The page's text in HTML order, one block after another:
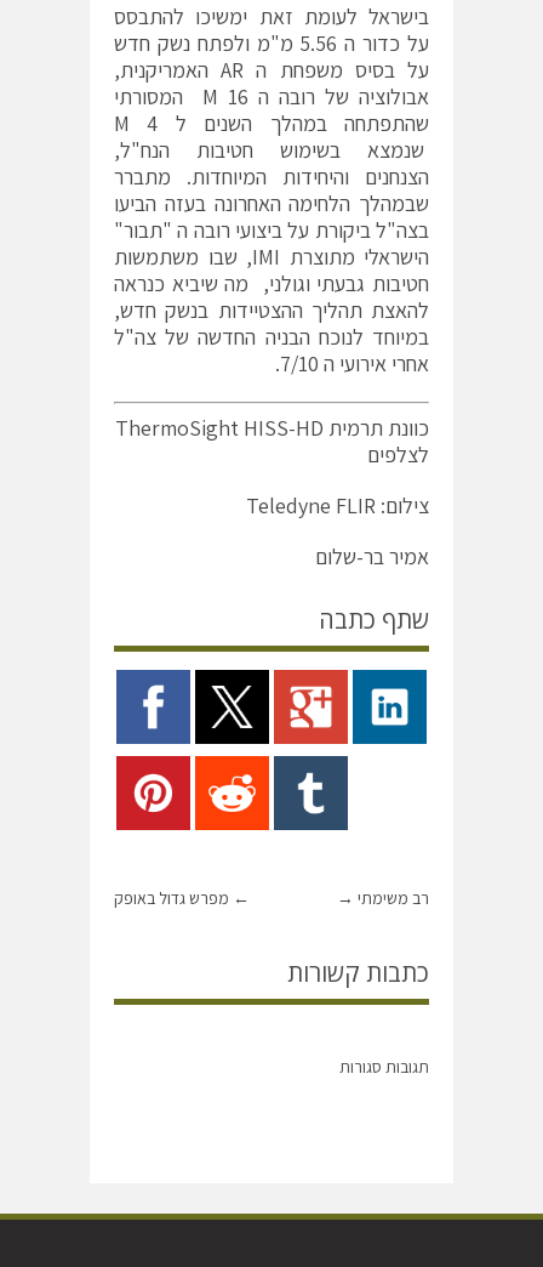
בישראל לעומת זאת ימשיכו להתבסס
על כדור ה 5.56 מ"מ ולפתח נשק חדש
על בסיס משפחת ה AR האמריקנית,
אבולוציה של רובה ה M 16 המסורתי
שהתפתחה במהלך השנים ל M 4
שנמצא בשימוש חטיבות הנח"ל,
הצנחנים והיחידות המיוחדות. מתברר
שבמהלך הלחימה האחרונה בעזה הביעו
בצה"ל ביקורת על ביצועי רובה ה "תבור"
הישראלי מתוצרת IMI, שבו משתמשות
חטיבות גבעתי וגולני, מה שיביא כנראה
להאצת תהליך ההצטיידות בנשק חדש,
במיוחד לנוכח הבניה החדשה של צה"ל
אחרי אירועי ה 7/10.
כוונת תרמית ThermoSight HISS-HD
לצלפים
צילום: Teledyne FLIR
אמיר בר-שלום
שתף כתבה
← מפרש גדול באופק רב משימתי →
כתבות קשורות
תגובות סגורות